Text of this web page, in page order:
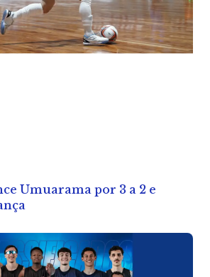
Umuarama por 3 a 2 e